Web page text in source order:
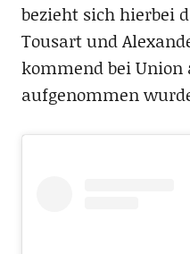
bezieht sich hierbei
Tousart und
kommend bei Union
aufgenommen